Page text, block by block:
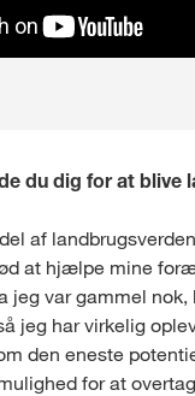
du dig for at blive
af
at hjælpe mine
jeg var gammel nok,
jeg har virkelig
den eneste
for at